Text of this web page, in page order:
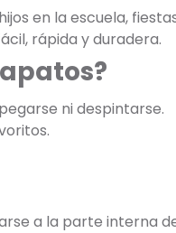
en la escuela,
rápida y duradera.
ni despintarse.
a la parte interna